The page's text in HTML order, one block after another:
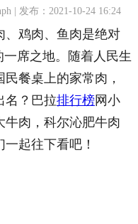
| 发布：2021-10-24 16:24
鸡肉、鱼肉是绝对
席之地。随着人民生
餐桌上的家常肉，
名？巴拉排行榜网小
牛肉，科尔沁肥牛肉
起往下看吧！